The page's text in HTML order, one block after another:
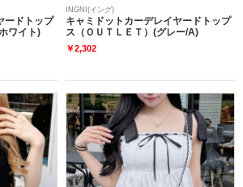
ードトップ
ワイト)
INGNI(イング)
キャミドットカーデレイヤードトップ
ス（ＯＵＴＬＥＴ）(グレー/A)
￥2,302